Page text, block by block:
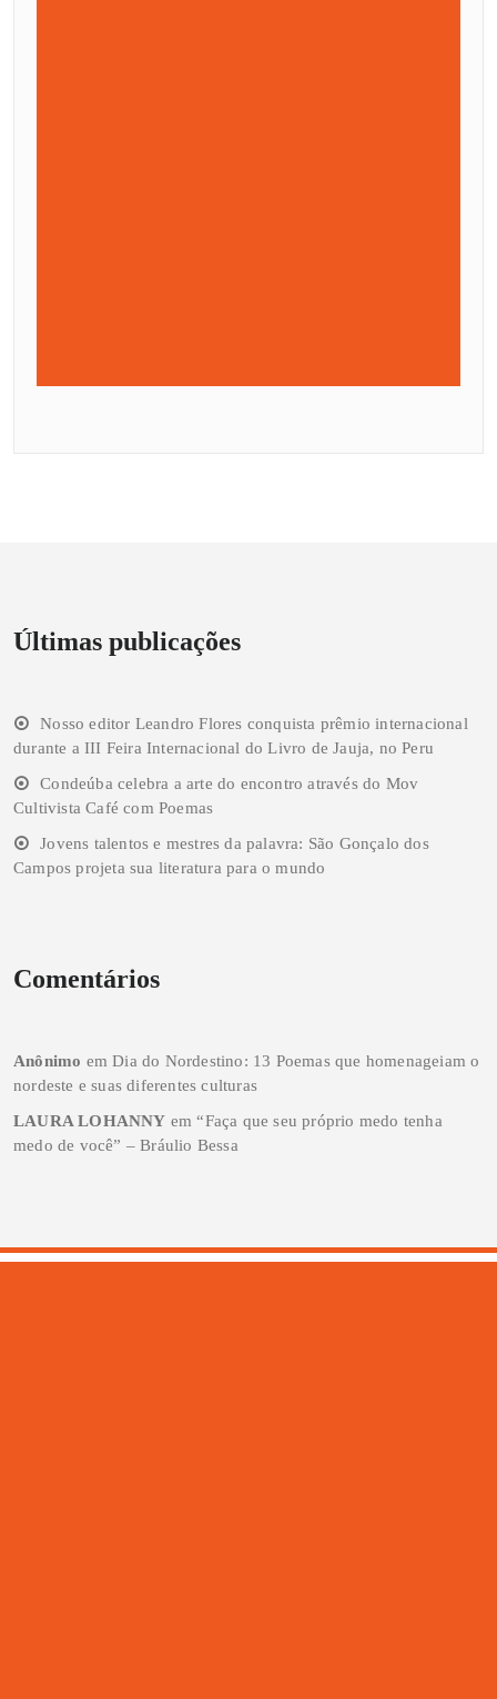
Últimas publicações
Nosso editor Leandro Flores conquista prêmio internacional
durante a III Feira Internacional do Livro de Jauja, no Peru
Condeúba celebra a arte do encontro através do Mov
Cultivista Café com Poemas
Jovens talentos e mestres da palavra: São Gonçalo dos
Campos projeta sua literatura para o mundo
Comentários
Anônimo emDia do Nordestino: 13 Poemas que homenageiam o
nordeste e suas diferentes culturas
LAURA LOHANNY em“Faça que seu próprio medo tenha
medo de você” – Bráulio Bessa